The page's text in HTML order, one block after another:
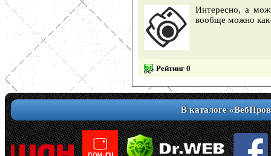
Интересно, а
вообще можно
Рейтинг 0
В каталоге